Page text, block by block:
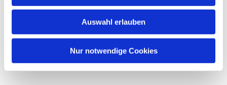
Auswahl erlauben
Nur notwendige Cookies